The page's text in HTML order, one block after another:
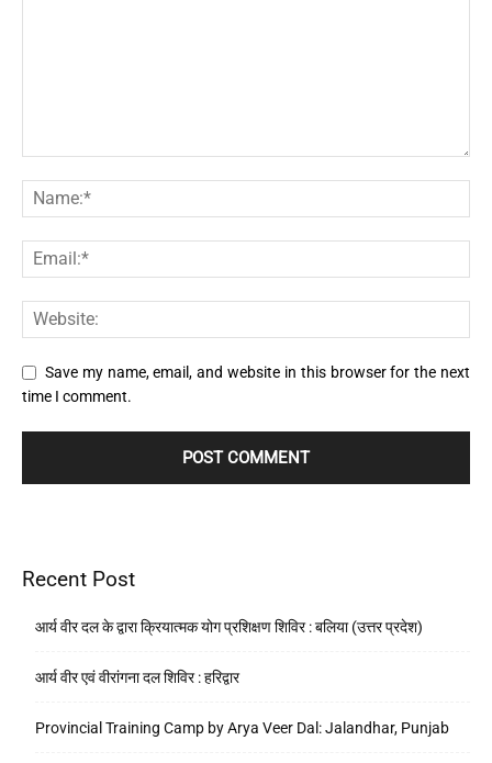
Save my name, email, and website in this browser for the next
time I comment.
Recent Post
आर्य वीर दल के द्वारा क्रियात्मक योग प्रशिक्षण शिविर : बलिया (उत्तर प्रदेश)
आर्य वीर एवं वीरांगना दल शिविर : हरिद्वार
Provincial Training Camp by Arya Veer Dal: Jalandhar, Punjab